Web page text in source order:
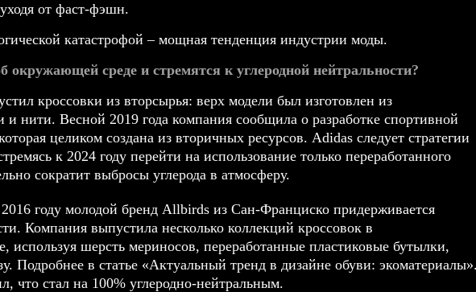
от фаст-фэшн.
катастрофой – мощная тенденция индустрии моды.
окружающей среде и стремятся к углеродной нейтральности?
кроссовки из вторсырья: верх модели был изготовлен из
и нити. Весной 2019 года компания сообщила о разработке спортивной
целиком создана из вторичных ресурсов. Adidas следует стратегии
к 2024 году перейти на использование только переработанного
сократит выбросы углерода в атмосферу.
году молодой бренд Allbirds из Сан-Франциско придерживается
Компания выпустила несколько коллекций кроссовок в
используя шерсть мериносов, переработанные пластиковые бутылки,
Подробнее в статье «Актуальный тренд в дизайне обуви: экоматериалы
что стал на 100% углеродно-нейтральным.